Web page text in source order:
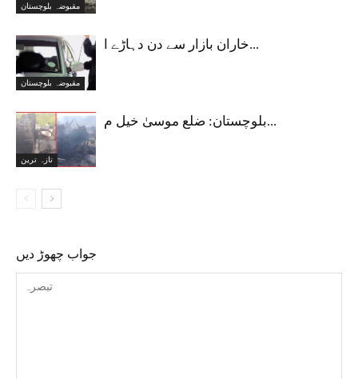
مقبوضہ بلوچستان
مقبوضہ بلوچستان
خاران بازار سے دن دہاڑے ا...
تازہ ترین
بلوچستان: ضلع موسیٰ خیل م...
جواب چھوڑ دیں